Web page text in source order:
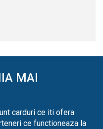
MAI
carduri ce iti ofera
ce functioneaza la